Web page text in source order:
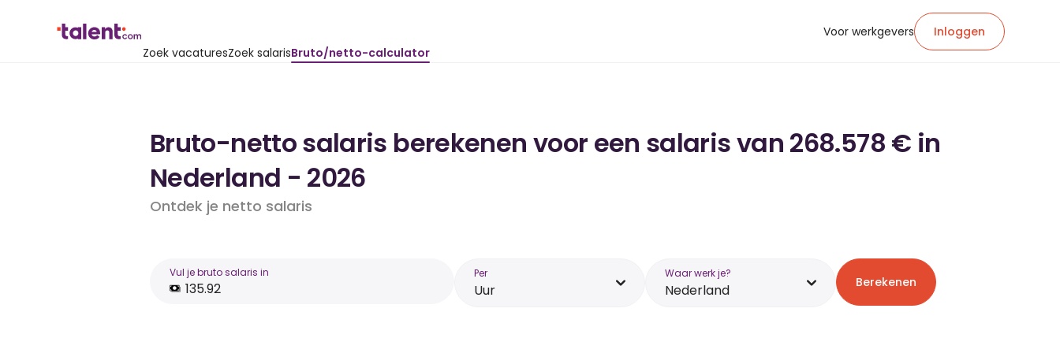
Zoek vacaturesZoek salarisBruto/netto-calculator
Voor werkgevers Inloggen
Bruto-netto salaris berekenen voor een salaris van 268.578 € in
Nederland - 2026
Ontdek je netto salaris
Vul je bruto salaris in Per
Uur
Waar werk je?
Nederland Berekenen